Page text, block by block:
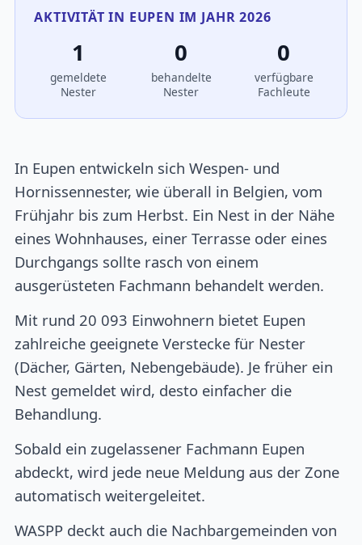
AKTIVITÄT IN EUPEN IM JAHR 2026
1
gemeldete
Nester
0
behandelte
Nester
0
verfügbare
Fachleute
In Eupen entwickeln sich Wespen- und
Hornissennester, wie überall in Belgien, vom
Frühjahr bis zum Herbst. Ein Nest in der Nähe
eines Wohnhauses, einer Terrasse oder eines
Durchgangs sollte rasch von einem
ausgerüsteten Fachmann behandelt werden.
Mit rund 20 093 Einwohnern bietet Eupen
zahlreiche geeignete Verstecke für Nester
(Dächer, Gärten, Nebengebäude). Je früher ein
Nest gemeldet wird, desto einfacher die
Behandlung.
Sobald ein zugelassener Fachmann Eupen
abdeckt, wird jede neue Meldung aus der Zone
automatisch weitergeleitet.
WASPP deckt auch die Nachbargemeinden von